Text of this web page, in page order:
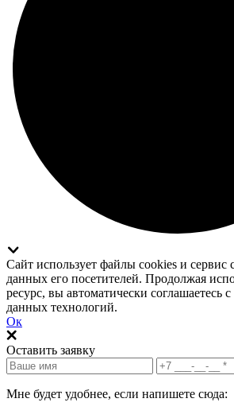
Сайт использует файлы cookies и сервис
данных его посетителей. Продолжая
ресурс, вы автоматически соглашаетесь
данных технологий.
Ок
Оставить заявку
Мне будет удобнее, если напишете сюда: